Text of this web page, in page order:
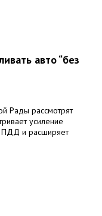
авто “без
Рады рассмотрят
усиление
ПДД и расширяет